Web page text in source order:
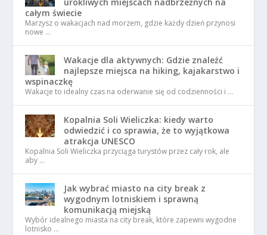
urokliwych miejscach nadbrzeżnych na
całym świecie
Marzysz o wakacjach nad morzem, gdzie każdy dzień przynosi
nowe …
Wakacje dla aktywnych: Gdzie znaleźć
najlepsze miejsca na hiking, kajakarstwo i
wspinaczkę
Wakacje to idealny czas na oderwanie się od codzienności i …
Kopalnia Soli Wieliczka: kiedy warto
odwiedzić i co sprawia, że to wyjątkowa
atrakcja UNESCO
Kopalnia Soli Wieliczka przyciąga turystów przez cały rok, ale
aby …
Jak wybrać miasto na city break z
wygodnym lotniskiem i sprawną
komunikacją miejską
Wybór idealnego miasta na city break, które zapewni wygodne
lotnisko …